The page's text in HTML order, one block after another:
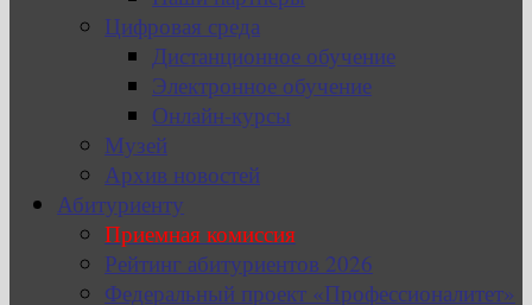
Цифровая среда
Дистанционное обучение
Электронное обучение
Онлайн-курсы
Музей
Архив новостей
Абитуриенту
Приемная комиссия
Рейтинг абитуриентов 2026
Федеральный проект «Профессионалитет»